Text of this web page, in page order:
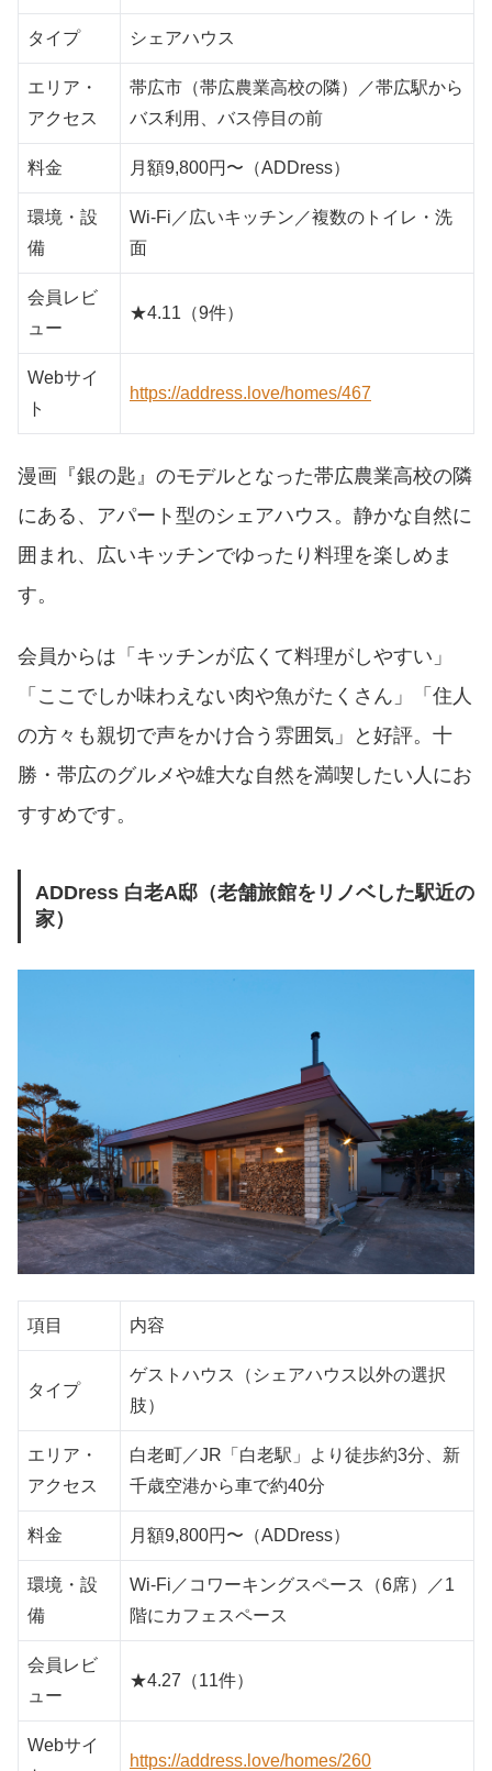
タイプ シェアハウス
エリア・
アクセス
帯広市（帯広農業高校の隣）／帯広駅から
バス利用、バス停目の前
料金 月額9,800円〜（ADDress）
環境・設
備
Wi-Fi／広いキッチン／複数のトイレ・洗
面
会員レビ
ュー
★4.11（9件）
Webサイ
ト
https://address.love/homes/467
漫画『銀の匙』のモデルとなった帯広農業高校の隣
にある、アパート型のシェアハウス。静かな自然に
囲まれ、広いキッチンでゆったり料理を楽しめま
す。
会員からは「キッチンが広くて料理がしやすい」
「ここでしか味わえない肉や魚がたくさん」「住人
の方々も親切で声をかけ合う雰囲気」と好評。十
勝・帯広のグルメや雄大な自然を満喫したい人にお
すすめです。
ADDress 白老A邸（老舗旅館をリノベした駅近の
家）
項目 内容
タイプ
ゲストハウス（シェアハウス以外の選択
肢）
エリア・
アクセス
白老町／JR「白老駅」より徒歩約3分、新
千歳空港から車で約40分
料金 月額9,800円〜（ADDress）
環境・設
備
Wi-Fi／コワーキングスペース（6席）／1
階にカフェスペース
会員レビ
ュー
★4.27（11件）
Webサイ
https://address.love/homes/260